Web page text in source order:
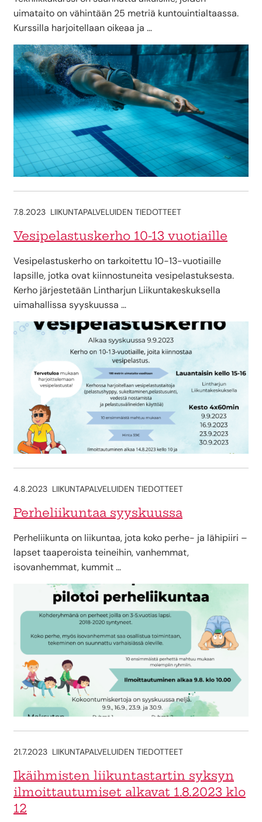
uimataito on vähintään 25 metriä kuntouintialtaassa.
Kurssilla harjoitellaan oikeaa ja …
7.8.2023 LIIKUNTAPALVELUIDEN TIEDOTTEET
Vesipelastuskerho 10-13 vuotiaille
Vesipelastuskerho on tarkoitettu 10-13-vuotiaille
lapsille, jotka ovat kiinnostuneita vesipelastuksesta.
Kerho järjestetään Lintharjun Liikuntakeskuksella
uimahallissa syyskuussa …
4.8.2023 LIIKUNTAPALVELUIDEN TIEDOTTEET
Perheliikuntaa syyskuussa
Perheliikunta on liikuntaa, jota koko perhe- ja lähipiiri –
lapset taaperoista teineihin, vanhemmat,
isovanhemmat, kummit …
21.7.2023 LIIKUNTAPALVELUIDEN TIEDOTTEET
Ikäihmisten liikuntastartin syksyn
ilmoittautumiset alkavat 1.8.2023 klo
12